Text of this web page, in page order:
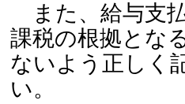
また、給与支
課税の根拠とな
ないよう正しく
い。